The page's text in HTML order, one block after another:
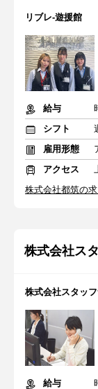
リブレ-遊援館
給与
シフト
雇用形態
アクセス
株式会社都筑の
株式会社ス
株式会社スタッ
給与